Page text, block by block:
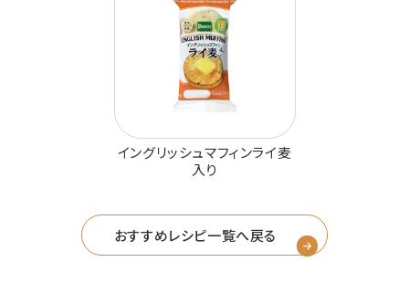
イングリッシュマフィンライ麦
入り
おすすめレシピ一覧へ戻る